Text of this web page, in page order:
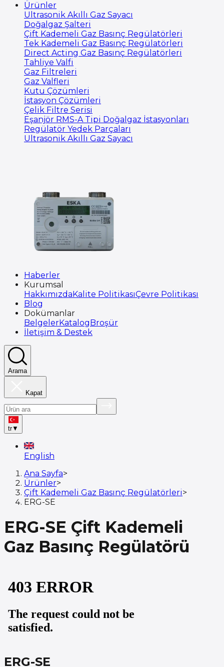
Ürünler
Ultrasonik Akıllı Gaz Sayacı
Doğalgaz Şalteri
Çift Kademeli Gaz Basınç Regülatörleri
Tek Kademeli Gaz Basınç Regülatörleri
Direct Acting Gaz Basınç Regülatörleri
Tahliye Valfi
Gaz Filtreleri
Gaz Valfleri
Kutu Çözümleri
İstasyon Çözümleri
Çelik Filtre Serisi
Eşanjör RMS-A Tipi Doğalgaz İstasyonları
Regülatör Yedek Parçaları
Ultrasonik Akıllı Gaz Sayacı
Haberler
Kurumsal
HakkımızdaKalite PolitikasıÇevre Politikası
Blog
Dokümanlar
BelgelerKatalogBroşür
İletişim & Destek
Arama
Kapat
tr▼
English
Ana Sayfa>
Ürünler>
Çift Kademeli Gaz Basınç Regülatörleri>
ERG-SE
ERG-SE Çift Kademeli
Gaz Basınç Regülatörü
ERG-SE